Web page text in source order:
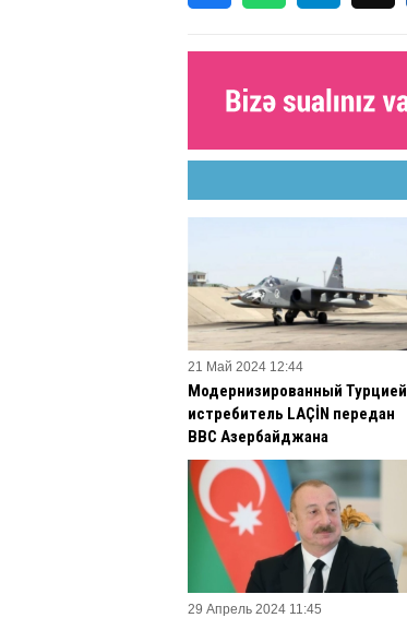
21 Май 2024 12:44
Модернизированный Турцией
истребитель LAÇİN передан
ВВС Азербайджана
29 Апрель 2024 11:45